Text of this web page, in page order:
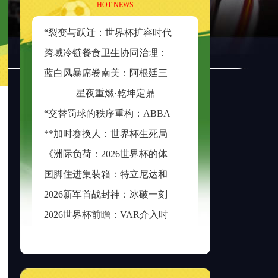
HOT NEWS
星夜重燃·乾坤定鼎